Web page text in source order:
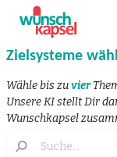
Zielsysteme
Wähle bis zuvier
Unsere KI stellt Dir
Wunschkapsel